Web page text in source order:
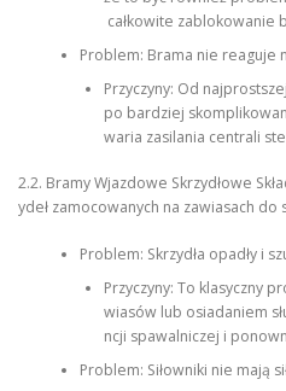
całkowite zablokowanie
Problem: Brama nie reaguje
Przyczyny: Od
po bardziej
waria zasilania centrali
2.2. Bramy Wjazdowe Skrzydłowe
ydeł zamocowanych na zawiasach do
Problem: Skrzydła opadły i
Przyczyny: To klasyczny
wiasów lub osiadaniem
ncji spawalniczej i
Problem: Siłowniki nie mają